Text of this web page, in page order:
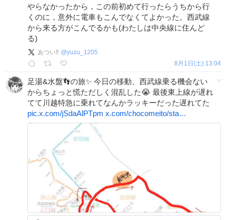
やらなかったから，この前初めて行ったらうちから行
くのに，意外に電車もこんでなくてよかった。西武線
から来る方がこんでるかも(わたしは中央線に住んど
る)
あつい‼️ @yuzu_1205
8月1日(土) 13:04
足湯&水盤👣の旅✨ 今日の移動、西武線乗る機会ない
からちょっと慌ただしく混乱した😭 最後東上線が遅れ
てて川越特急に乗れてなんかラッキーだった遅れてた
pic.x.com/jSdaAlPTpm x.com/chocomeito/sta…